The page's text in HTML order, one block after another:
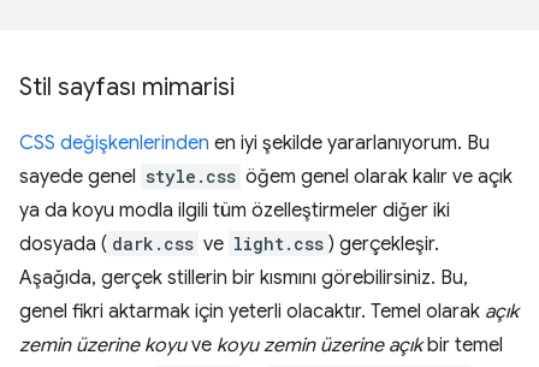
Stil sayfası mimarisi
CSS değişkenlerinden en iyi şekilde yararlanıyorum. Bu
sayede genel style.css öğem genel olarak kalır ve açık
ya da koyu modla ilgili tüm özelleştirmeler diğer iki
dosyada ( dark.css ve light.css ) gerçekleşir.
Aşağıda, gerçek stillerin bir kısmını görebilirsiniz. Bu,
genel fikri aktarmak için yeterli olacaktır. Temel olarak açık
zemin üzerine koyuve koyu zemin üzerine açıkbir temel